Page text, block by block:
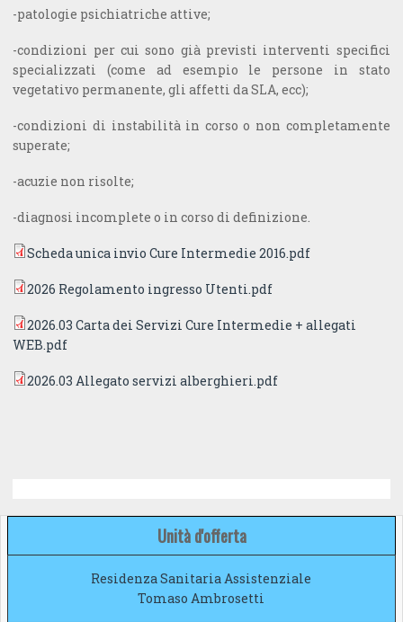
-patologie psichiatriche attive;
-condizioni per cui sono già previsti interventi specifici
specializzati (come ad esempio le persone in stato
vegetativo permanente, gli affetti da SLA, ecc);
-condizioni di instabilità in corso o non completamente
superate;
-acuzie non risolte;
-diagnosi incomplete o in corso di definizione.
Scheda unica invio Cure Intermedie 2016.pdf
2026 Regolamento ingresso Utenti.pdf
2026.03 Carta dei Servizi Cure Intermedie + allegati
WEB.pdf
2026.03 Allegato servizi alberghieri.pdf
Unità d'offerta
Residenza SanitariaAssistenziale
Tomaso Ambrosetti